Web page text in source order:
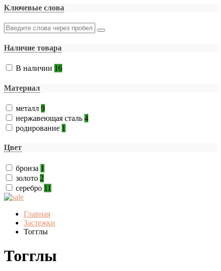
Ключевые слова
Наличие товара
В наличии 16
Материал
металл 9
нержавеющая сталь 4
родирование 1
Цвет
бронза 1
золото 2
серебро 11
Главная
Застежки
Тогглы
Тогглы